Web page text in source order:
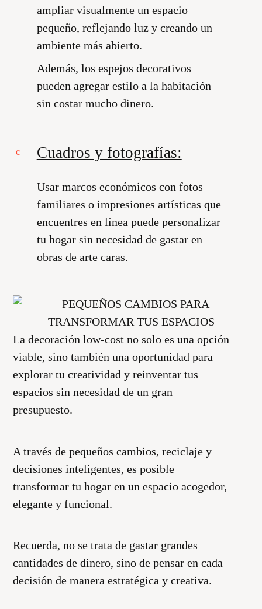
ampliar visualmente un espacio
pequeño, reflejando luz y creando un
ambiente más abierto.
Además, los espejos decorativos
pueden agregar estilo a la habitación
sin costar mucho dinero.
Cuadros y fotografías:
Usar marcos económicos con fotos
familiares o impresiones artísticas que
encuentres en línea puede personalizar
tu hogar sin necesidad de gastar en
obras de arte caras.
La decoración low-cost no solo es una opción
viable, sino también una oportunidad para
explorar tu creatividad y reinventar tus
espacios sin necesidad de un gran
presupuesto.
A través de pequeños cambios, reciclaje y
decisiones inteligentes, es posible
transformar tu hogar en un espacio acogedor,
elegante y funcional.
Recuerda, no se trata de gastar grandes
cantidades de dinero, sino de pensar en cada
decisión de manera estratégica y creativa.